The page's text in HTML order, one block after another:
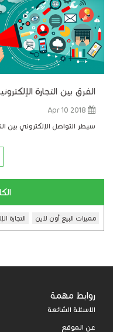
الفرق بين التجارة
سيطر التواصل الإلكتروني بين
مميزات البيع أون لاين التجارة
روابط مهمة
الاسئلة الشائعة
عن الموقع